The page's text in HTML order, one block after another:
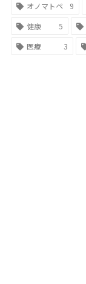
オノマトペ
9
健康
5
医療
3